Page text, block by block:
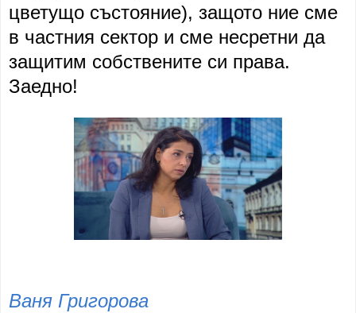
цветущо състояние), защото ние сме
в частния сектор и сме несретни да
защитим собствените си права.
Заедно!
Ваня Григорова